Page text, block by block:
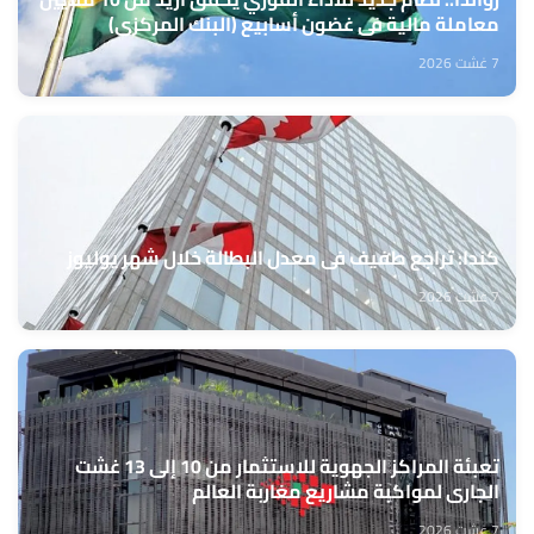
معاملة مالية في غضون أسابيع (البنك المركزي)
7 غشت 2026
كندا: تراجع طفيف في معدل البطالة خلال شهر يوليوز
7 غشت 2026
تعبئة المراكز الجهوية للاستثمار من 10 إلى 13 غشت
الجاري لمواكبة مشاريع مغاربة العالم